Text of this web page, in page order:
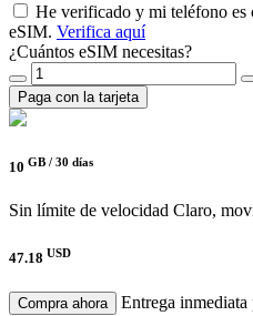
He verificado y mi teléfono es
eSIM. Verifica aquí
¿Cuántos eSIM necesitas?
Paga con la tarjeta
10 GB / 30 días
Sin límite de velocidad Claro,
47.18 USD
Compra ahora
Entrega